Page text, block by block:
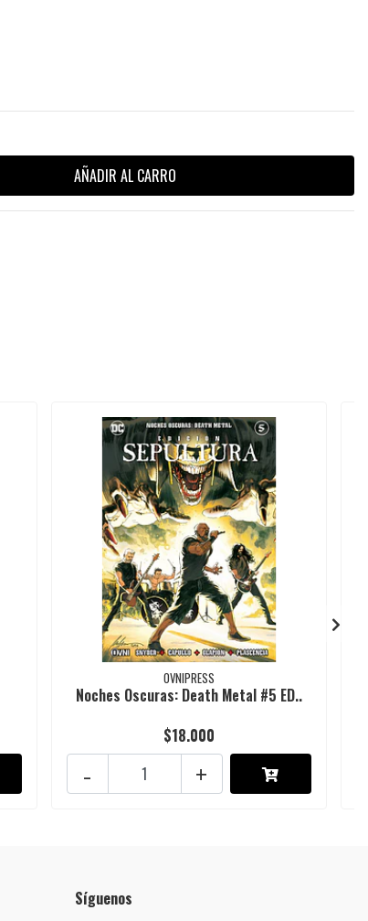
OVNIPRESS
Noches Oscuras: Death Metal #5 ED..
$18.000
+
-
Síguenos